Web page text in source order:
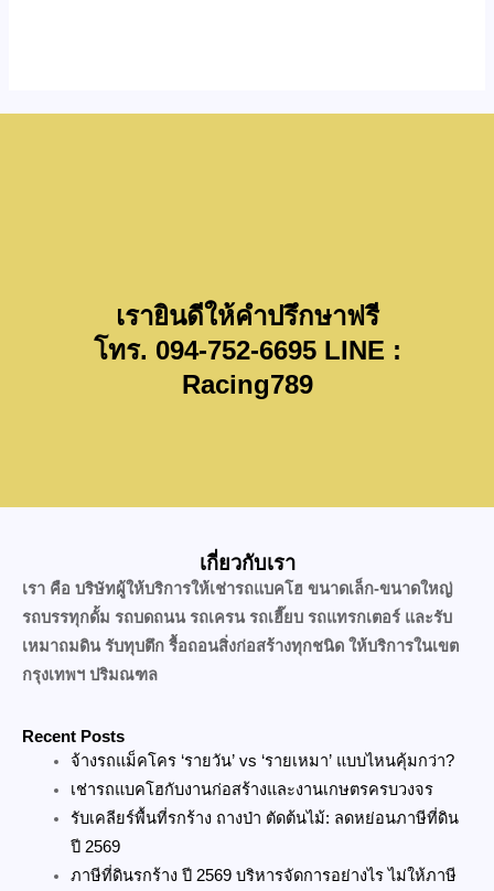
เรายินดีให้คำปรึกษาฟรี
โทร. 094-752-6695 LINE :
Racing789
เกี่ยวกับเรา
เรา คือ บริษัทผู้ให้บริการให้เช่ารถแบคโฮ ขนาดเล็ก-ขนาดใหญ่
รถบรรทุกดั้ม รถบดถนน รถเครน รถเฮี๊ยบ รถแทรกเตอร์ และรับ
เหมาถมดิน รับทุบตึก รื้อถอนสิ่งก่อสร้างทุกชนิด ให้บริการในเขต
กรุงเทพฯ ปริมณฑล
Recent Posts
จ้างรถแม็คโคร ‘รายวัน’ vs ‘รายเหมา’ แบบไหนคุ้มกว่า?
เช่ารถแบคโฮกับงานก่อสร้างและงานเกษตรครบวงจร
รับเคลียร์พื้นที่รกร้าง ถางป่า ตัดต้นไม้: ลดหย่อนภาษีที่ดิน
ปี 2569
ภาษีที่ดินรกร้าง ปี 2569 บริหารจัดการอย่างไร ไม่ให้ภาษี